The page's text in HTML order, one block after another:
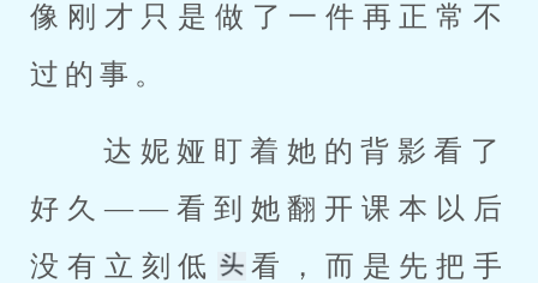
像刚才只是做了一件再正常不
过的事。
好久——看到她翻开课本以后
没有立刻低
看，而是先把手